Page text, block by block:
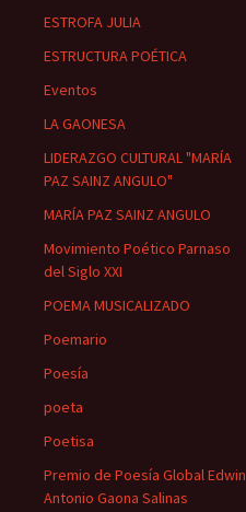
ESTROFA JULIA
ESTRUCTURA POÉTICA
Eventos
LA GAONESA
LIDERAZGO CULTURAL "MARÍA
PAZ SAINZ ANGULO"
MARÍA PAZ SAINZ ANGULO
Movimiento Poético Parnaso
del Siglo XXI
POEMA MUSICALIZADO
Poemario
Poesía
poeta
Poetisa
Premio de Poesía Global Edwin
Antonio Gaona Salinas